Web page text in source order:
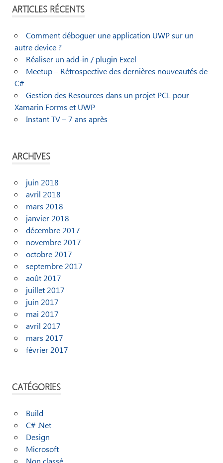
ARTICLES RÉCENTS
Comment déboguer une application UWP sur un
autre device ?
Réaliser un add-in / plugin Excel
Meetup – Rétrospective des dernières nouveautés de
C#
Gestion des Resources dans un projet PCL pour
Xamarin Forms et UWP
Instant TV – 7 ans après
ARCHIVES
juin 2018
avril 2018
mars 2018
janvier 2018
décembre 2017
novembre 2017
octobre 2017
septembre 2017
août 2017
juillet 2017
juin 2017
mai 2017
avril 2017
mars 2017
février 2017
CATÉGORIES
Build
C# .Net
Design
Microsoft
Non classé